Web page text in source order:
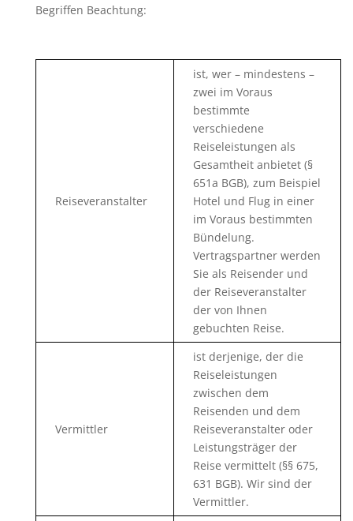
Begriffen Beachtung:
Reiseveranstalter
ist, wer – mindestens –
zwei im Voraus
bestimmte
verschiedene
Reiseleistungen als
Gesamtheit anbietet (§
651a BGB), zum Beispiel
Hotel und Flug in einer
im Voraus bestimmten
Bündelung.
Vertragspartner werden
Sie als Reisender und
der Reiseveranstalter
der von Ihnen
gebuchten Reise.
Vermittler
ist derjenige, der die
Reiseleistungen
zwischen dem
Reisenden und dem
Reiseveranstalter oder
Leistungsträger der
Reise vermittelt (§§ 675,
631 BGB). Wir sind der
Vermittler.